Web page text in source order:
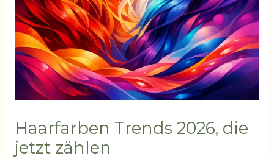
Haarfarben Trends 2026, die
jetzt zählen